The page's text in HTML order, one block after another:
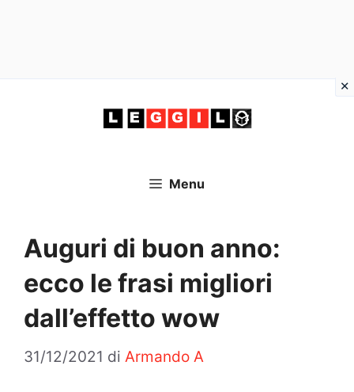
Menu
Auguri di buon anno:
ecco le frasi migliori
dall’effetto wow
31/12/2021 di Armando A